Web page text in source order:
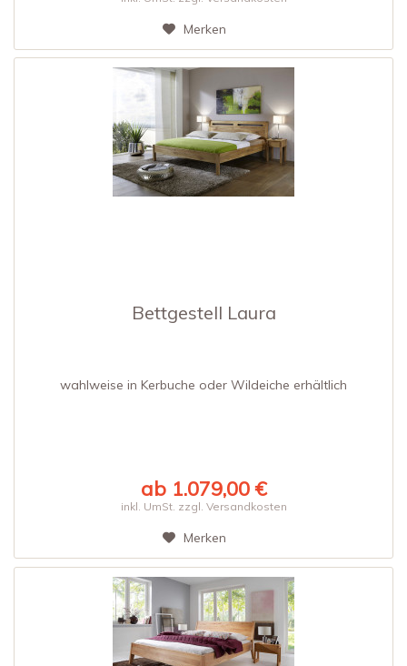
Merken
Bettgestell Laura
wahlweise in Kerbuche oder Wildeiche erhältlich
ab 1.079,00 €
inkl. UmSt. zzgl. Versandkosten
Merken